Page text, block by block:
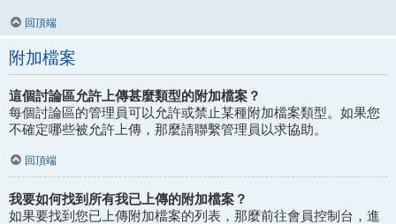
回頂端
附加檔案
這個討論區允許上傳甚麼類型的附加檔案？
每個討論區的管理員可以允許或禁止某種附加檔案類型。如果您
不確定哪些被允許上傳，那麼請聯繫管理員以求協助。
回頂端
我要如何找到所有我已上傳的附加檔案？
如果要找到您已上傳附加檔案的列表，那麼前往會員控制台，進